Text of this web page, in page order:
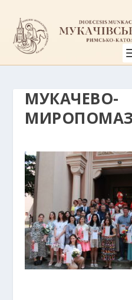
МУКАЧЕВО-